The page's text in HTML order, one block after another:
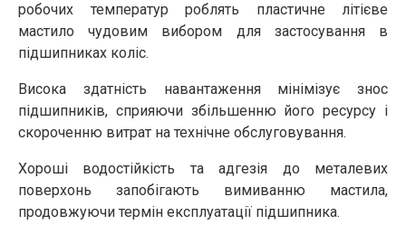
робочих температур роблять пластичне літієве
мастило чудовим вибором для застосування в
підшипниках коліс.
Висока здатність навантаження мінімізує знос
підшипників, сприяючи збільшенню його ресурсу і
скороченню витрат на технічне обслуговування.
Хороші водостійкість та адгезія до металевих
поверхонь запобігають вимиванню мастила,
продовжуючи термін експлуатації підшипника.